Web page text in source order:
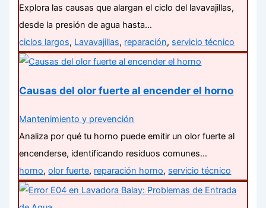
Explora las causas que alargan el ciclo del lavavajillas,
desde la presión de agua hasta…
ciclos largos, Lavavajillas, reparación, servicio técnico
Causas del olor fuerte al encender el horno
Mantenimiento y prevención
Analiza por qué tu horno puede emitir un olor fuerte al
encenderse, identificando residuos comunes…
horno,olor fuerte, reparación horno, servicio técnico